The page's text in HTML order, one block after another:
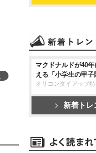
マクドナルドが40
える「小学生の甲子
オリコンタイアップ
新着トレ